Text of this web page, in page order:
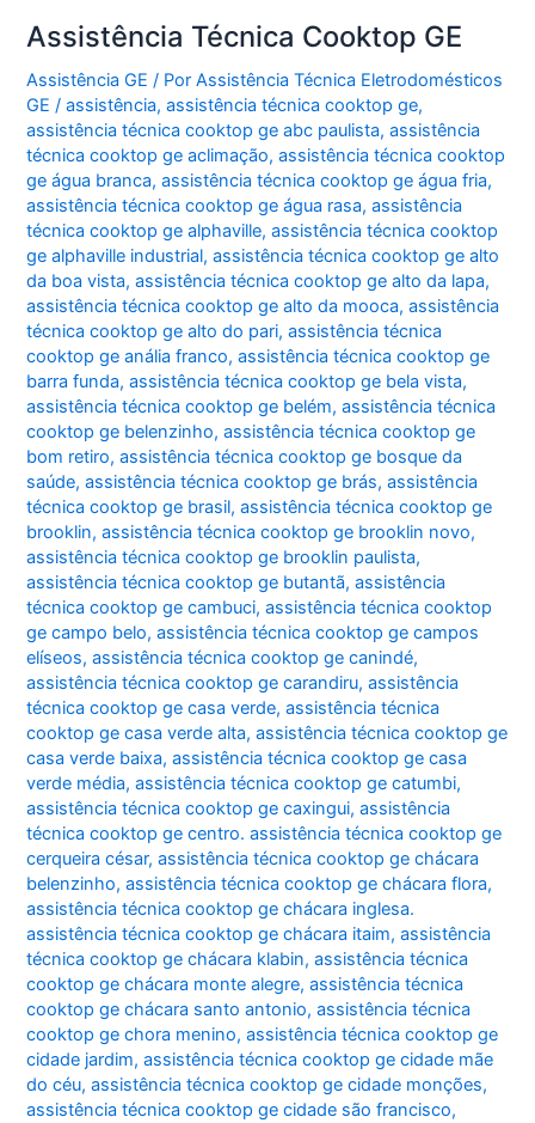
Assistência Técnica Cooktop GE
Assistência GE / PorAssistência Técnica Eletrodomésticos
GE/assistência,assistência técnica cooktop ge,
assistência técnica cooktop ge abc paulista,assistência
técnica cooktop ge aclimação,assistência técnica cooktop
ge água branca,assistência técnica cooktop ge água fria,
assistência técnica cooktop ge água rasa,assistência
técnica cooktop ge alphaville,assistência técnica cooktop
ge alphaville industrial,assistência técnica cooktop ge alto
da boa vista,assistência técnica cooktop ge alto da lapa,
assistência técnica cooktop ge alto da mooca,assistência
técnica cooktop ge alto do pari,assistência técnica
cooktop ge anália franco,assistência técnica cooktop ge
barra funda,assistência técnica cooktop ge bela vista,
assistência técnica cooktop ge belém,assistência técnica
cooktop ge belenzinho,assistência técnica cooktop ge
bom retiro,assistência técnica cooktop ge bosque da
saúde,assistência técnica cooktop ge brás,assistência
técnica cooktop ge brasil,assistência técnica cooktop ge
brooklin,assistência técnica cooktop ge brooklin novo,
assistência técnica cooktop ge brooklin paulista,
assistência técnica cooktop ge butantã,assistência
técnica cooktop ge cambuci,assistência técnica cooktop
ge campo belo,assistência técnica cooktop ge campos
elíseos,assistência técnica cooktop ge canindé,
assistência técnica cooktop ge carandiru,assistência
técnica cooktop ge casa verde,assistência técnica
cooktop ge casa verde alta,assistência técnica cooktop ge
casa verde baixa,assistência técnica cooktop ge casa
verde média,assistência técnica cooktop ge catumbi,
assistência técnica cooktop ge caxingui,assistência
técnica cooktop ge centro. assistência técnica cooktop ge
cerqueira césar,assistência técnica cooktop ge chácara
belenzinho,assistência técnica cooktop ge chácara flora,
assistência técnica cooktop ge chácara inglesa.
assistência técnica cooktop ge chácara itaim,assistência
técnica cooktop ge chácara klabin,assistência técnica
cooktop ge chácara monte alegre,assistência técnica
cooktop ge chácara santo antonio,assistência técnica
cooktop ge chora menino,assistência técnica cooktop ge
cidade jardim,assistência técnica cooktop ge cidade mãe
do céu,assistência técnica cooktop ge cidade monções,
assistência técnica cooktop ge cidade são francisco,